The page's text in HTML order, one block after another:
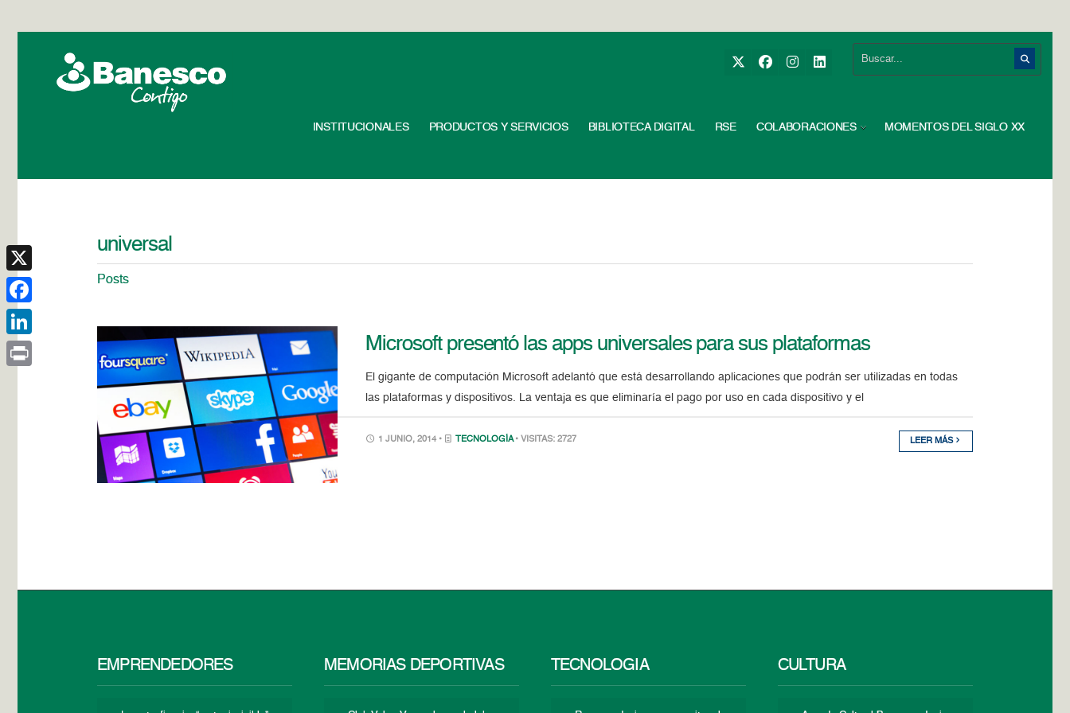
INSTITUCIONALES PRODUCTOS Y SERVICIOS BIBLIOTECA DIGITAL RSE COLABORACIONES MOMENTOS DEL SIGLO XX
universal
Posts
Microsoft presentó las apps universales para sus plataformas
El gigante de computación Microsoft adelantó que está desarrollando aplicaciones que podrán ser utilizadas en todas
las plataformas y dispositivos. La ventaja es que eliminaría el pago por uso en cada dispositivo y el
1 JUNIO, 2014 • TECNOLOGÍA • VISITAS: 2727 LEER MÁS
EMPRENDEDORES MEMORIAS DEPORTIVAS TECNOLOGÍA CULTURA
X
Facebook
LinkedIn